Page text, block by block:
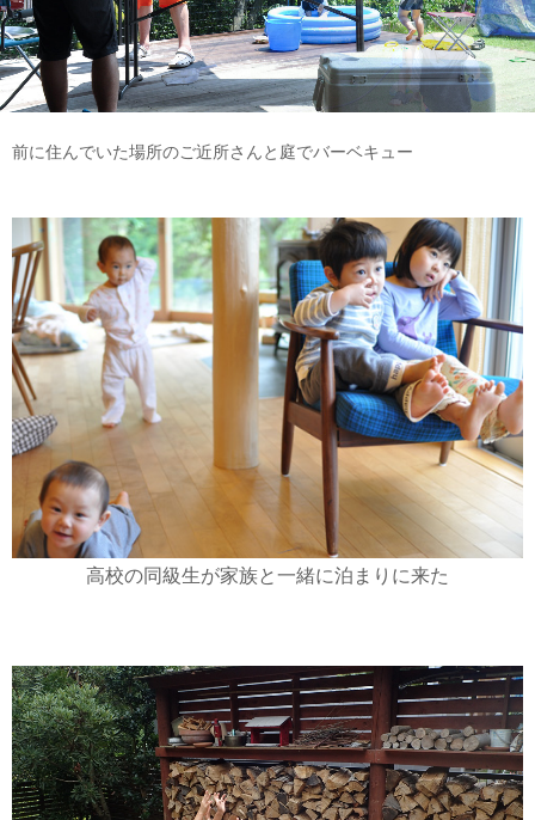
前に住んでいた場所のご近所さんと庭でバーベキュー
高校の同級生が家族と一緒に泊まりに来た